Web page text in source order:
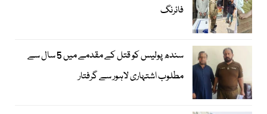
فائرنگ
سندھ پولیس کو قتل کے مقدمے میں 5 سال سے
مطلوب اشتہاری لاہور سے گرفتار